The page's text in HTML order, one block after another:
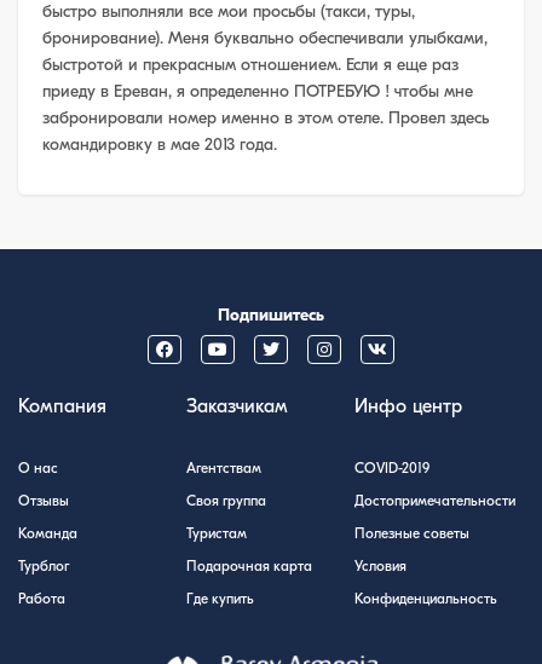
быстро выполняли все мои просьбы (такси, туры,
бронирование). Меня буквально обеспечивали улыбками,
быстротой и прекрасным отношением. Если я еще раз
приеду в Ереван, я определенно ПОТРЕБУЮ ! чтобы мне
забронировали номер именно в этом отеле. Провел здесь
командировку в мае 2013 года.
Подпишитесь
Компания
О нас
Отзывы
Команда
Турблог
Работа
Заказчикам
Агентствам
Своя группа
Туристам
Подарочная карта
Где купить
Инфо центр
COVID-2019
Достопримечательности
Полезные советы
Условия
Конфиденциальность